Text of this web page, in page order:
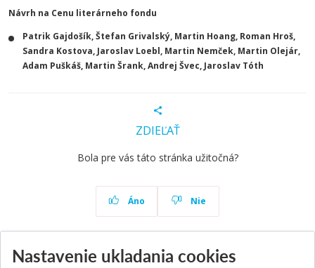
Návrh na Cenu literárneho fondu
Patrik Gajdošík, Štefan Grivalský, Martin Hoang, Roman Hroš,
Sandra Kostova, Jaroslav Loebl, Martin Nemček, Martin Olejár,
Adam Puškáš, Martin Šrank, Andrej Švec, Jaroslav Tóth
ZDIEĽAŤ
Bola pre vás táto stránka užitočná?
Áno Nie
Nastavenie ukladania cookies